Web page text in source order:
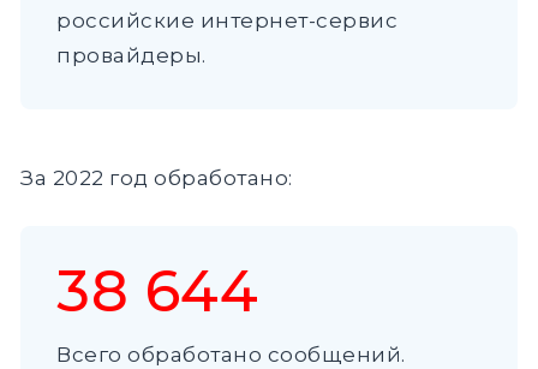
российские интернет-сервис
провайдеры.
За 2022 год обработано:
38 644
Всего обработано сообщений.